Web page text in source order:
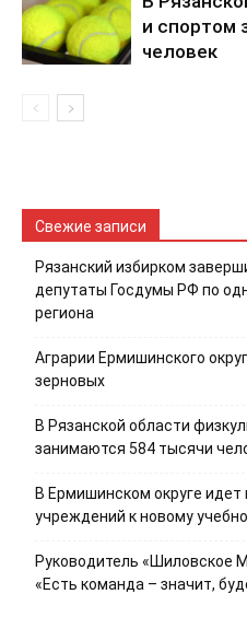
и спортом
человек
Свежие записи
Рязанский избирком
депутаты Госдумы РФ по
региона
Аграрии Ермишинского
зерновых
В Рязанской области
занимаются 584 тысячи
В Ермишинском округе
учреждений к новому
Руководитель «Шиловское
«Есть команда – значит,